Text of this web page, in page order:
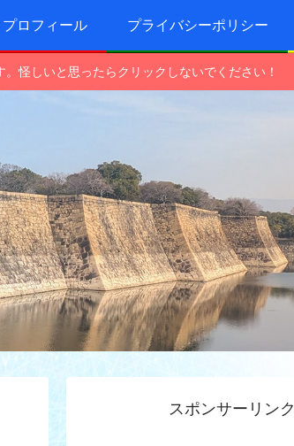
プロフィール プライバシーポリシー
怪しいと思ったらクリックしないでください！
スポンサーリンク